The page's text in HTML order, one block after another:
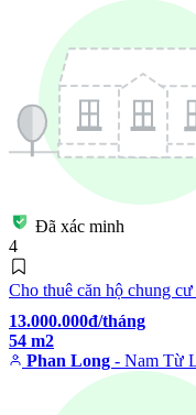
Đã xác minh
4
Cho thuê căn hộ chung
13.000.000đ/tháng
54 m2
Phan Long - Nam Từ